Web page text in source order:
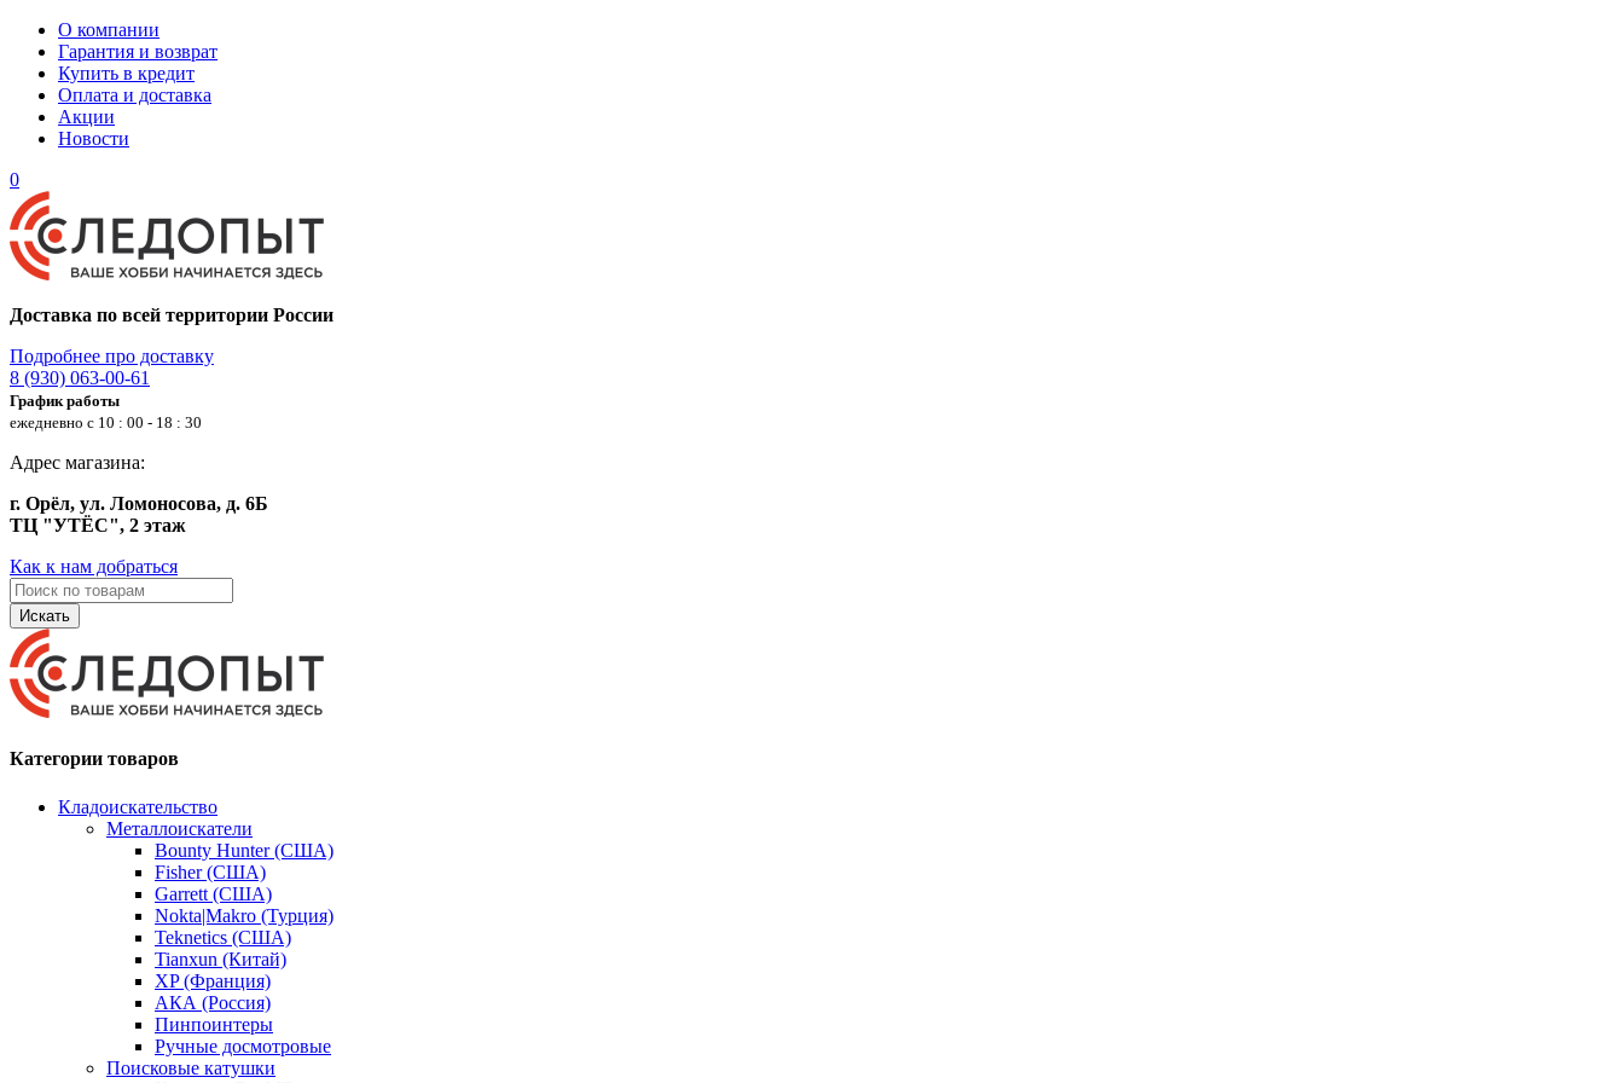
О компании
Гарантия и возврат
Купить в кредит
Оплата и доставка
Акции
Новости
0
Доставка по всей территории России
Подробнее про доставку
8 (930) 063-00-61
График работы
ежедневно с 10 : 00 - 18 : 30
Адрес магазина:
г. Орёл, ул. Ломоносова, д. 6Б
ТЦ "УТЁС", 2 этаж
Как к нам добраться
Искать
Категории товаров
Кладоискательство
Металлоискатели
Bounty Hunter (США)
Fisher (США)
Garrett (США)
Nokta|Makro (Турция)
Teknetics (США)
Tianxun (Китай)
XP (Франция)
АКА (Россия)
Пинпоинтеры
Ручные досмотровые
Поисковые катушки